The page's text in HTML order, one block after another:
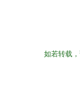
如若转载